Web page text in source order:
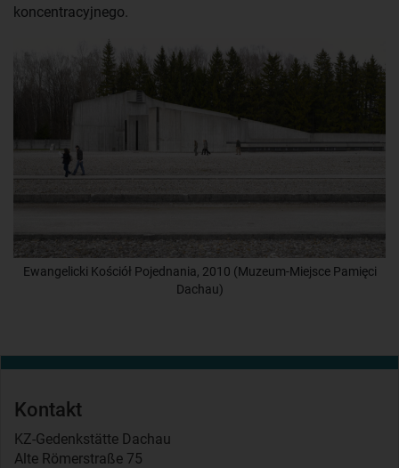
koncentracyjnego.
Ewangelicki Kościół Pojednania, 2010 (Muzeum-Miejsce Pamięci
Dachau)
Kontakt
KZ-Gedenkstätte Dachau
Alte Römerstraße 75